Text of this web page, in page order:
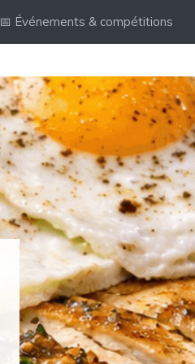
📅 Événements & compétitions